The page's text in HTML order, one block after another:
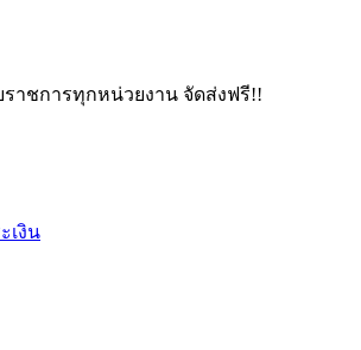
าชการทุกหน่วยงาน จัดส่งฟรี!!
เงิน